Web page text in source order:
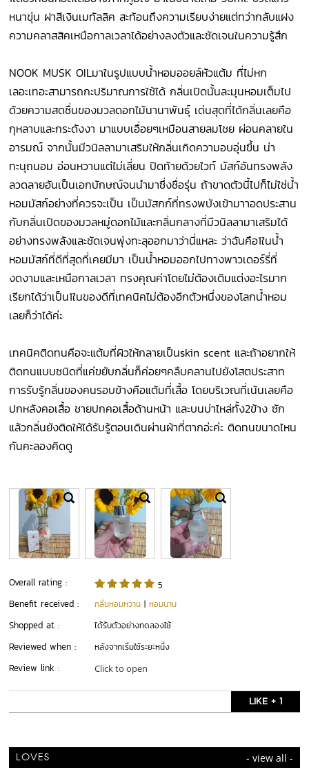
หนาขุ่น ฝาสีเงินเมทัลลิค สะท้อนถึงความเรียบง่ายแต่ทว่ากลับแฝง
ความคลาสสิคเหนือกาลเวลาได้อย่างลงตัวและชัดเจนในความรู้สึก
NOOK MUSK OILมาในรูปแบบน้ำหอมออยล์หัวแต้ม ที่ไม่หก
เลอะเทอะสามารถกะปริมาณการใช้ได้ กลิ่นเปิดนั้นละมุนหอมเต็มไป
ด้วยความสดชื่นของมวลดอกไม้นานาพันธุ์ เด่นสุดที่ได้กลิ่นเลยคือ
กุหลาบและกระดังงา มาแบบเอื่อยๆเหมือนสายลมโชย ผ่อนคลายใน
อารมณ์ จากนั้นมีวนิลลามาเสริมให้กลิ่นเกิดความอบอุ่นขึ้น น่า
ทะนุถนอม อ่อนหวานแต่ไม่เลี่ยน ปิดท้ายด้วยไวท์ มัสก์อันทรงพลัง
ลวดลายอันเป็นเอกบักษณ์จนนำมาซึ่งชื่อรุ่น ถ้าขาดตัวนี้ไปก็ไม่ใช่น้ำ
หอมมัสก์อย่างที่ควรจะเป็น เป็นมัสกก์ที่ทรงพบังเข้ามาาอดประสาน
กับกลิ่นเปิดของมวลหมู่ดอกไม้และกลิ่นกลางที่มีวนิลลามาเสริมได้
อย่างทรงพลังและชัดเจนพุ่งทะลุออกมาว่านี่แหละ ว่าฉันคือ1ในน้ำ
หอมมัสก์ที่ดีที่สุดที่เคยมีมา เป็นน้ำหอมออกไปทางพาวเดอร์รี่ที่
งดงามและเหนือกาลเวลา ทรงคุณค่าโดยไม่ต้องเติมแต่งอะไรมาก
เรียกได้ว่าเป็น1ในของดีที่เทคนิคไม่ต้องอีกตัวหนึ่งของโลกน้ำหอม
เลยก็ว่าได้ค่ะ
เทคนิคติดทนคือจะแต้มที่ผิวให้กลายเป็นskin scent และถ้าอยากให้
ติดทนแบบชนิดที่แค่ขยับกลิ่นก็ค่อยๆคลืบคลานไปยังโสตประสาท
การรับรู้กลิ่นของคนรอบข้างคือแต้มที่เสื้อ โดยบริเวณที่เน้นเลยคือ
ปกหลังคอเสื้อ ชายปกคอเสื้อด้านหน้า และบนบ่าไหล่ทั้ง2ข้าง ซัก
แล้วกลิ่นยังติดให้ได้รับรู้ตอนเดินผ่านผ้าที่ตากอ่ะค่ะ ติดทนขนาดไหน
กันคะลองคิดดู
Overall rating :
5
Benefit received :
กลิ่นหอมหวาน |หอมนาน
Shopped at : ได้รับตัวอย่างทดลองใช้
Reviewed when : หลังจากเริ่มใช้ระยะหนึ่ง
Review link : Click to open
LIKE + 1
LOVES - view all -